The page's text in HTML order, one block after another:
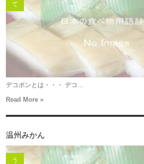
て
デコポンとは・・・ デコ...
Read More »
温州みかん
う